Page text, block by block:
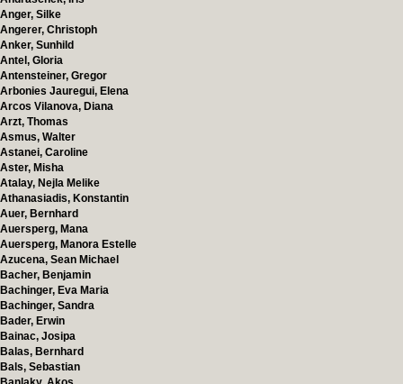
Anger, Silke
Angerer, Christoph
Anker, Sunhild
Antel, Gloria
Antensteiner, Gregor
Arbonies Jauregui, Elena
Arcos Vilanova, Diana
Arzt, Thomas
Asmus, Walter
Astanei, Caroline
Aster, Misha
Atalay, Nejla Melike
Athanasiadis, Konstantin
Auer, Bernhard
Auersperg, Mana
Auersperg, Manora Estelle
Azucena, Sean Michael
Bacher, Benjamin
Bachinger, Eva Maria
Bachinger, Sandra
Bader, Erwin
Bainac, Josipa
Balas, Bernhard
Bals, Sebastian